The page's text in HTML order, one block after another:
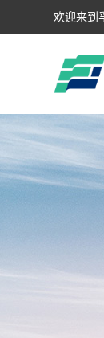
欢迎来到